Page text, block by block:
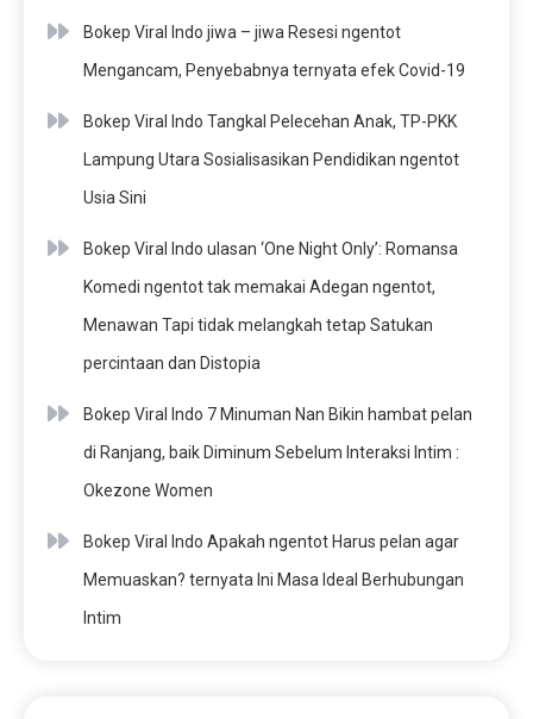
Bokep Viral Indo jiwa – jiwa Resesi ngentot
Mengancam, Penyebabnya ternyata efek Covid-19
Bokep Viral Indo Tangkal Pelecehan Anak, TP-PKK
Lampung Utara Sosialisasikan Pendidikan ngentot
Usia Sini
Bokep Viral Indo ulasan ‘One Night Only’: Romansa
Komedi ngentot tak memakai Adegan ngentot,
Menawan Tapi tidak melangkah tetap Satukan
percintaan dan Distopia
Bokep Viral Indo 7 Minuman Nan Bikin hambat pelan
di Ranjang, baik Diminum Sebelum Interaksi Intim :
Okezone Women
Bokep Viral Indo Apakah ngentot Harus pelan agar
Memuaskan? ternyata Ini Masa Ideal Berhubungan
Intim